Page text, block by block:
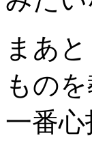
まあ
もの
一番